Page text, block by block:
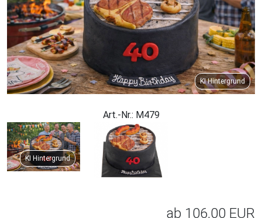
KI Hintergrund
Art.-Nr.: M479
KI Hintergrund
ab 106,00 EUR